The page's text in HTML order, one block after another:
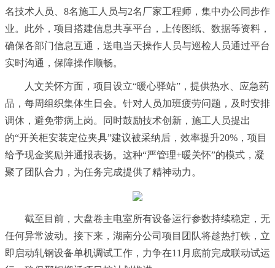
名技术人员、8名施工人员与2名厂家工程师，集中办公同步作
业。此外，项目搭建信息共享平台，上传图纸、数据等资料，
确保各部门信息互通，送电当天操作人员与巡检人员通过平台
实时沟通，保障操作顺畅。
人文关怀方面，项目设立“暖心驿站”，提供热水、应急药
品，每周组织集体生日会。针对人员加班疲劳问题，及时安排
调休，避免带病上岗。同时鼓励技术创新，施工人员提出
的“开关柜安装定位夹具”建议被采纳后，效率提升20%，项目
给予现金奖励并通报表扬。这种“严管理+暖关怀”的模式，凝
聚了团队合力，为任务完成提供了精神动力。
截至目前，大盘卷主电室所有设备运行参数持续稳定，无
任何异常波动。接下来，湖南分公司项目团队将趁热打铁，立
即启动轧钢设备单机调试工作，力争在11月底前完成联动试运